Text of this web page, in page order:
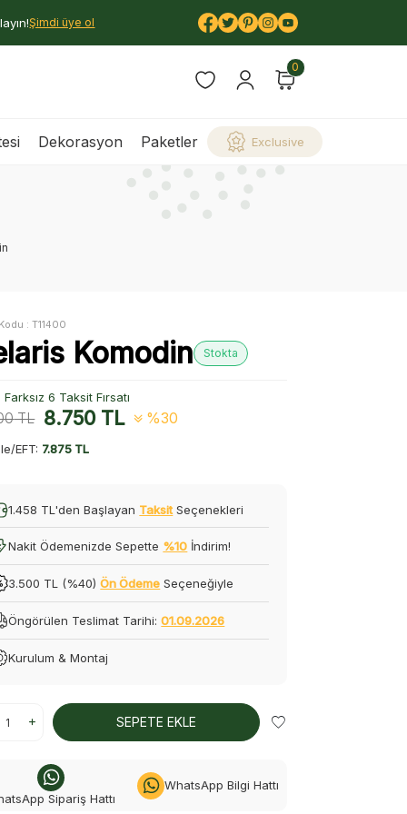
Şimdi üye ol
0
Dekorasyon Paketler Exclusive
:T11400
Komodin Stokta
6 Taksit Fırsatı
TL 8.750TL %30
EFT: 7.875 TL
1.458 TL'den Başlayan Taksit Seçenekleri
Nakit Ödemenizde Sepette %10 İndirim!
3.500 TL (%40)Ön Ödeme Seçeneğiyle
Öngörülen Teslimat Tarihi:01.09.2026
Kurulum & Montaj
SEPETE EKLE
Sipariş Hattı
WhatsApp Bilgi Hattı